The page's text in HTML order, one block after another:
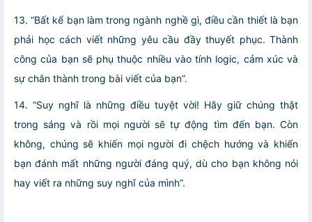
13. “Bất kể bạn làm trong ngành nghề gì, điều cần thiết là bạn
phải học cách viết những yêu cầu đầy thuyết phục. Thành
công của bạn sẽ phụ thuộc nhiều vào tính logic, cảm xúc và
sự chân thành trong bài viết của bạn”.
14. “Suy nghĩ là những điều tuyệt vời! Hãy giữ chúng thật
trong sáng và rồi mọi người sẽ tự động tìm đến bạn. Còn
không, chúng sẽ khiến mọi người đi chệch hướng và khiến
bạn đánh mất những người đáng quý, dù cho bạn không nói
hay viết ra những suy nghĩ của mình”.